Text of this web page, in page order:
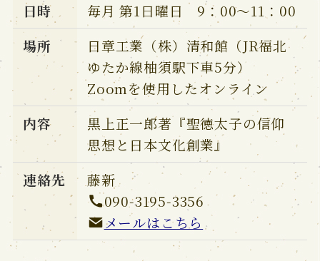
日時
毎月 第1日曜日 9：00～11：00
場所
日章工業（株）清和館（JR福北
ゆたか線柚須駅下車5分）
Zoomを使用したオンライン
内容
黒上正一郎著『聖徳太子の信仰
思想と日本文化創業』
連絡先
藤新
090-3195-3356
メールはこちら